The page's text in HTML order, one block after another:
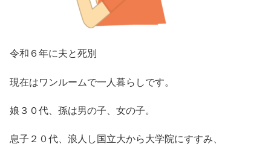
令和６年に夫と死別
現在はワンルームで一人暮らしです。
娘３０代、孫は男の子、女の子。
息子２０代、浪人し国立大から大学院にすすみ、